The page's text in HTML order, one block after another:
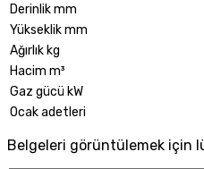
Derinlik mm
Yükseklik mm
Ağırlık kg
Hacim m³
Gaz gücü kW
Ocak adetleri
Belgeleri görüntülemek için